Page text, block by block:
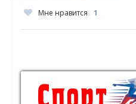
Мне нравится 1